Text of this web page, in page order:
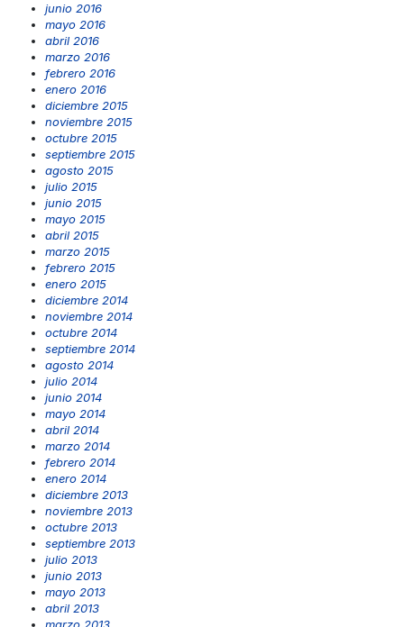
junio 2016
mayo 2016
abril 2016
marzo 2016
febrero 2016
enero 2016
diciembre 2015
noviembre 2015
octubre 2015
septiembre 2015
agosto 2015
julio 2015
junio 2015
mayo 2015
abril 2015
marzo 2015
febrero 2015
enero 2015
diciembre 2014
noviembre 2014
octubre 2014
septiembre 2014
agosto 2014
julio 2014
junio 2014
mayo 2014
abril 2014
marzo 2014
febrero 2014
enero 2014
diciembre 2013
noviembre 2013
octubre 2013
septiembre 2013
julio 2013
junio 2013
mayo 2013
abril 2013